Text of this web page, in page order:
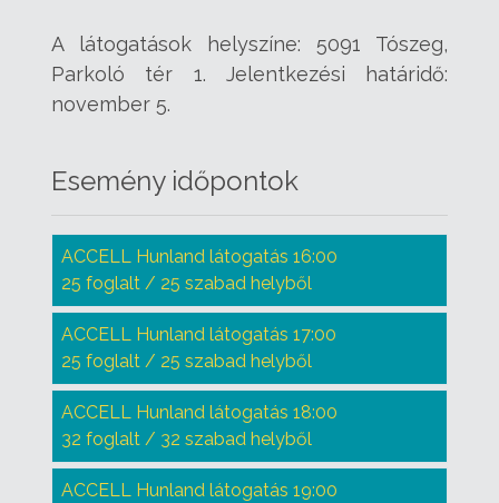
A látogatások helyszíne: 5091 Tószeg,
Parkoló tér 1. Jelentkezési határidő:
november 5.
Esemény időpontok
ACCELL Hunland látogatás 16:00
25 foglalt / 25 szabad helyből
ACCELL Hunland látogatás 17:00
25 foglalt / 25 szabad helyből
ACCELL Hunland látogatás 18:00
32 foglalt / 32 szabad helyből
ACCELL Hunland látogatás 19:00